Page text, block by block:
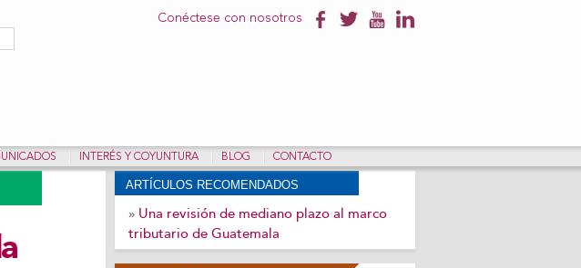
Conéctese con nosotros
INTERÉS Y COYUNTURA BLOG CONTACTO
ARTÍCULOS RECOMENDADOS
» Una revisión de mediano plazo al marco
tributario de Guatemala